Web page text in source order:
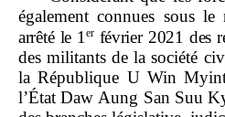
également connues sousle
arrêté le 1er février 2021 des
des militants de la société
la République U Win
l’État Daw Aung San Suu